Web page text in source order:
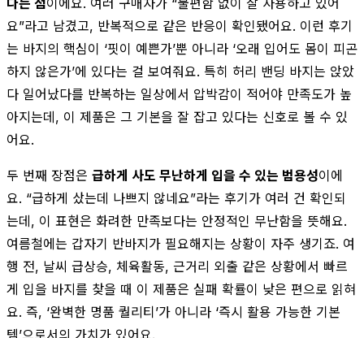
요”라고 남겼고, 반복적으로 같은 반응이 확인됐어요. 이런 후기
는 바지의 핵심이 ‘핏이 예쁜가’뿐 아니라 ‘오래 입어도 몸이 피곤
하지 않은가’에 있다는 걸 보여줘요. 특히 허리 밴딩 바지는 앉았
다 일어났다를 반복하는 일상에서 압박감이 적어야 만족도가 높
아지는데, 이 제품은 그 기본을 잘 잡고 있다는 신호로 볼 수 있
어요.
두 번째 장점은 급하게 사도 무난하게 입을 수 있는 범용성이에
요. “급하게 샀는데 나쁘지 않네요”라는 후기가 여러 건 확인되
는데, 이 표현은 화려한 만족보다는 안정적인 무난함을 뜻해요.
여름철에는 갑자기 반바지가 필요해지는 상황이 자주 생기죠. 여
행 전, 날씨 급상승, 체육활동, 근거리 외출 같은 상황에서 빠르
게 입을 바지를 찾을 때 이 제품은 실패 확률이 낮은 편으로 읽혀
요. 즉, ‘완벽한 명품 퀄리티’가 아니라 ‘즉시 활용 가능한 기본
템’으로서의 가치가 있어요.